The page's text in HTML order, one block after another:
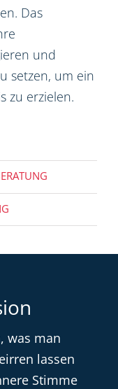
Das
und
setzen, um ein
zu erzielen.
was man
lassen
Stimme